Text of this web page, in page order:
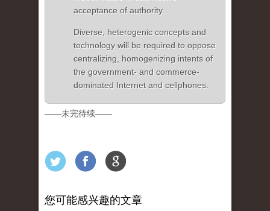
acceptance of authority.
Diverse, heterogenic concepts and
technology will be required to oppose
centralizing, homogenizing intents of
the government- and commerce-
dominated Internet and cellphones.
——未完待续——
您可能感兴趣的文章